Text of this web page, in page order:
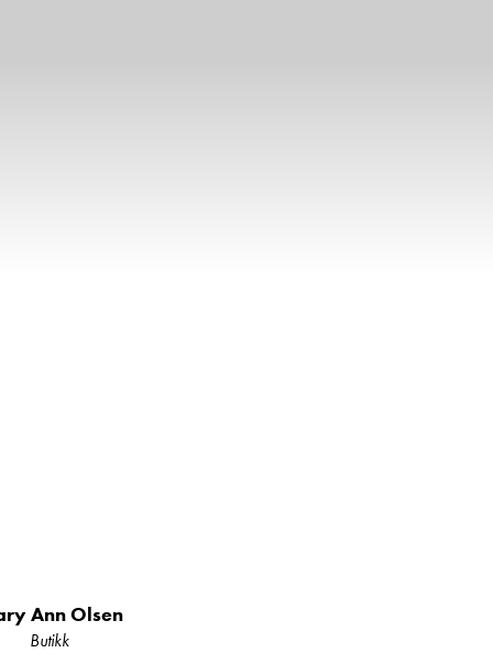
i Åndalsnes,
Ann Olsen
Butikk